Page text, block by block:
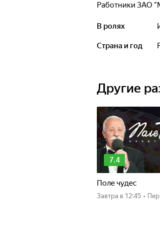
Работники ЗАО
нового сериала
Этот город
В ролях
Страна и год
Другие
7.4
Поле чудес
Завтра в 12:45 •